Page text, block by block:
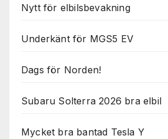
Nytt för elbilsbevakning
Underkänt för MGS5 EV
Dags för Norden!
Subaru Solterra 2026 bra elbil
Mycket bra bantad Tesla Y